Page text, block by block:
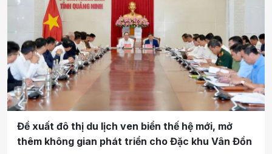
Đề xuất đô thị du lịch ven biển thế hệ mới, mở
thêm không gian phát triển cho Đặc khu Vân Đồn